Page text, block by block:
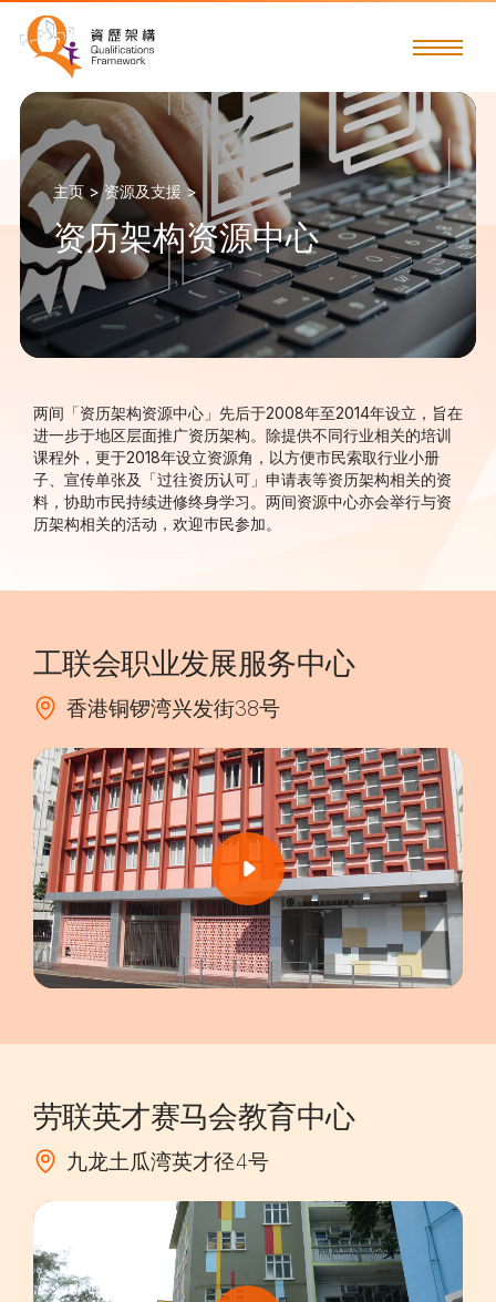
主页 > 资源及支援 >
资历架构资源中心
两间「资历架构资源中心」先后于2008年至2014年设立，旨在
进一步于地区层面推广资历架构。除提供不同行业相关的培训
课程外，更于2018年设立资源角，以方便市民索取行业小册
子、宣传单张及「过往资历认可」申请表等资历架构相关的资
料，协助巿民持续进修终身学习。两间资源中心亦会举行与资
历架构相关的活动，欢迎巿民参加。
工联会职业发展服务中心
香港铜锣湾兴发街38号
劳联英才赛马会教育中心
九龙土瓜湾英才径4号